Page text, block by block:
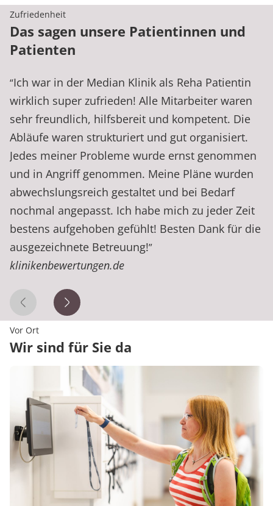
Zufriedenheit
Das sagen unsere Patientinnen und
Patienten
“Ich war in der Median Klinik als Reha Patientin
wirklich super zufrieden! Alle Mitarbeiter waren
sehr freundlich, hilfsbereit und kompetent. Die
Abläufe waren strukturiert und gut organisiert.
Jedes meiner Probleme wurde ernst genommen
und in Angriff genommen. Meine Pläne wurden
abwechslungsreich gestaltet und bei Bedarf
nochmal angepasst. Ich habe mich zu jeder Zeit
bestens aufgehoben gefühlt! Besten Dank für die
ausgezeichnete Betreuung!”
klinikenbewertungen.de
Vorheriges ZitatNächstes Zitat
Vor Ort
Wir sind für Sie da